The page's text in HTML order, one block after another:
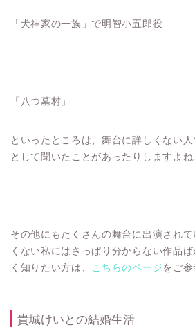
「犬神家の一族」で明智小五郎役
「八つ墓村」
といったところは、舞台に詳しくない
として聞いたことがあったりしますよね
その他にもたくさんの舞台に出演され
くない私にはさっぱり分からない作品
く知りたい方は、 こちらのページをご参
貴城けいとの結婚生活